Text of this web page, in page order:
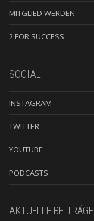
MITGLIED WERDEN
2 FOR SUCCESS
SOCIAL
INSTAGRAM
TWITTER
YOUTUBE
PODCASTS
AKTUELLE BEITRÄGE